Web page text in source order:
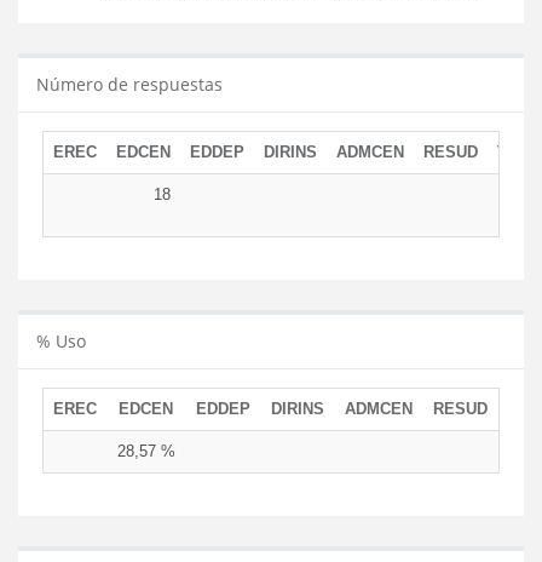
Número de respuestas
EREC EDCEN EDDEP DIRINS ADMCEN RESUD
18
% Uso
EREC EDCEN EDDEP DIRINS ADMCEN RESUD
28,57 %